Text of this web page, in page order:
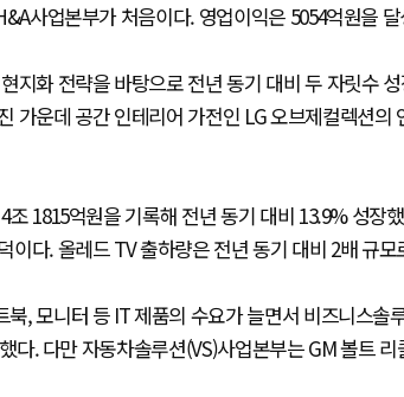
사업본부가 처음이다. 영업이익은 5054억원을
지화 전략을 바탕으로 전년 동기 대비 두 자릿수
가운데 공간 인테리어 가전인 LG 오브제컬렉션의
1815억원을 기록해 전년 동기 대비 13.9% 성장
이다. 올레드 TV 출하량은 전년 동기 대비 2배 규모
, 모니터 등 IT 제품의 수요가 늘면서 비즈니스솔
다. 다만 자동차솔루션(VS)사업본부는 GM 볼트